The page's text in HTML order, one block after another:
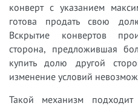
конверт с указанием
готова продать свою
Вскрытие конвертов
сторона, предложившая
купить долю другой
изменение условий
Такой механизм